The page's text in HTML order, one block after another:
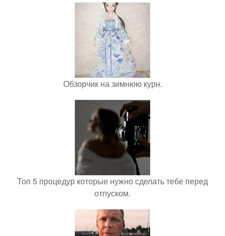
Обзорчик на зимнюю курн.
Топ 5 процедур которые нужно сделать тебе перед
отпуском.